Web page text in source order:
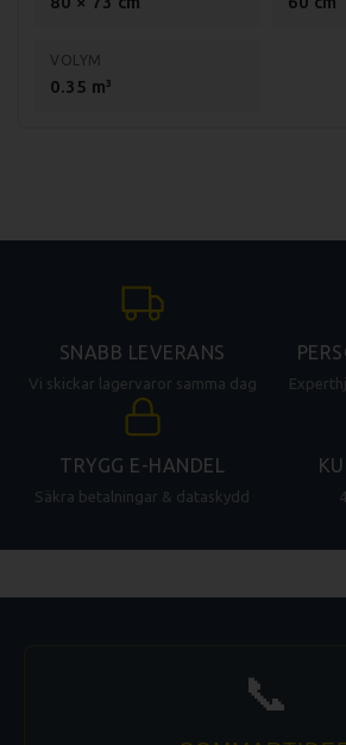
VOLYM
0.35 m³
SNABB LEVERANS
Vi skickar lagervaror samma dag
TRYGG E-HANDEL
Säkra betalningar & dataskydd
📞